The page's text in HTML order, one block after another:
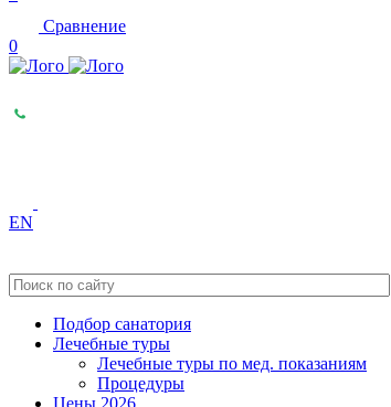
Сравнение
0
EN
Подбор санатория
Лечебные туры
Лечебные туры по мед. показаниям
Процедуры
Цены 2026